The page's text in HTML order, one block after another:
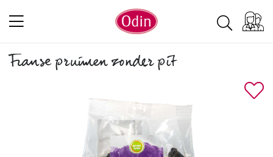
Franse pruimen zonder pit